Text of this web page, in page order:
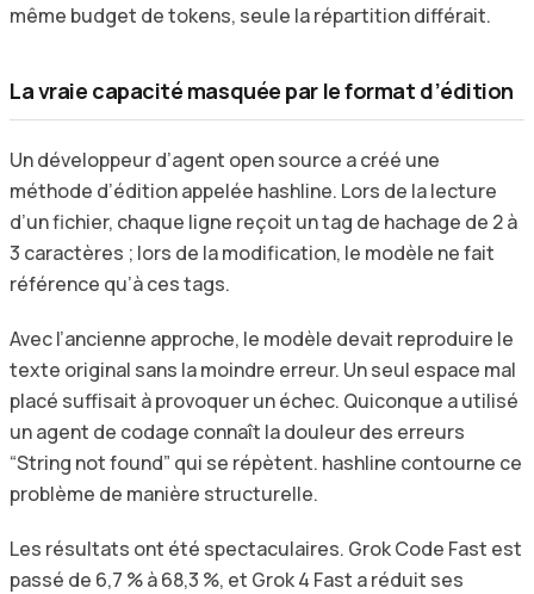
même budget de tokens, seule la répartition différait.
La vraie capacité masquée par le format d’édition
Un développeur d’agent open source a créé une
méthode d’édition appelée hashline. Lors de la lecture
d’un fichier, chaque ligne reçoit un tag de hachage de 2 à
3 caractères ; lors de la modification, le modèle ne fait
référence qu’à ces tags.
Avec l’ancienne approche, le modèle devait reproduire le
texte original sans la moindre erreur. Un seul espace mal
placé suffisait à provoquer un échec. Quiconque a utilisé
un agent de codage connaît la douleur des erreurs
“String not found” qui se répètent. hashline contourne ce
problème de manière structurelle.
Les résultats ont été spectaculaires. Grok Code Fast est
passé de 6,7 % à 68,3 %, et Grok 4 Fast a réduit ses